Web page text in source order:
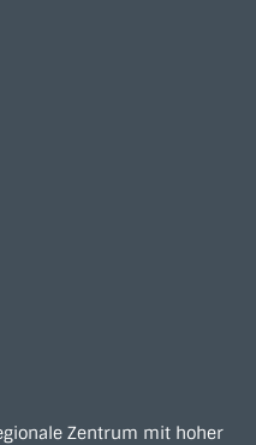
Zentrum mit hoher